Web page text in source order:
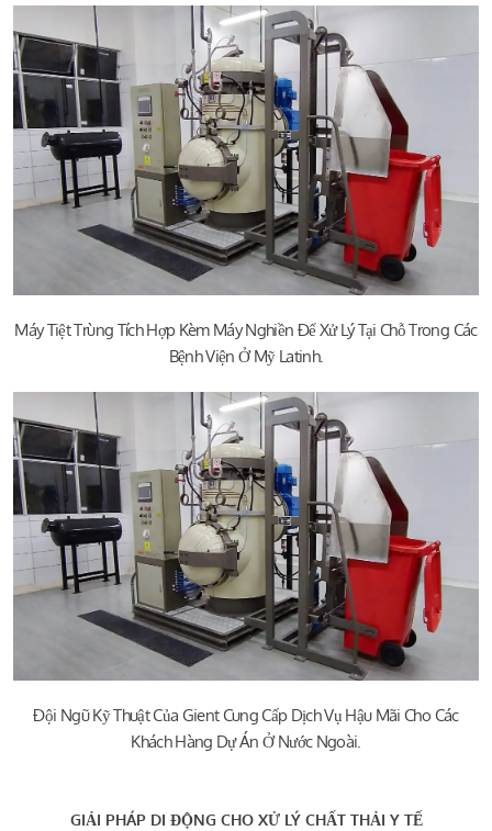
Máy Tiệt Trùng Tích Hợp Kèm Máy Nghiền Để Xử Lý Tại Chỗ Trong Các
Bệnh Viện Ở Mỹ Latinh.
Đội Ngũ Kỹ Thuật Của Gient Cung Cấp Dịch Vụ Hậu Mãi Cho Các
Khách Hàng Dự Án Ở Nước Ngoài.
GIẢI PHÁP DI ĐỘNG CHO XỬ LÝ CHẤT THẢI Y TẾ